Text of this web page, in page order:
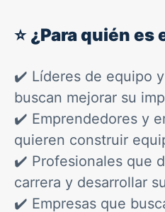
⭐ ¿Para quién es
✔️ Líderes de equipo
buscan mejorar su
✔️ Emprendedores y
quieren construir
✔️ Profesionales que
carrera y desarrollar
✔️ Empresas que